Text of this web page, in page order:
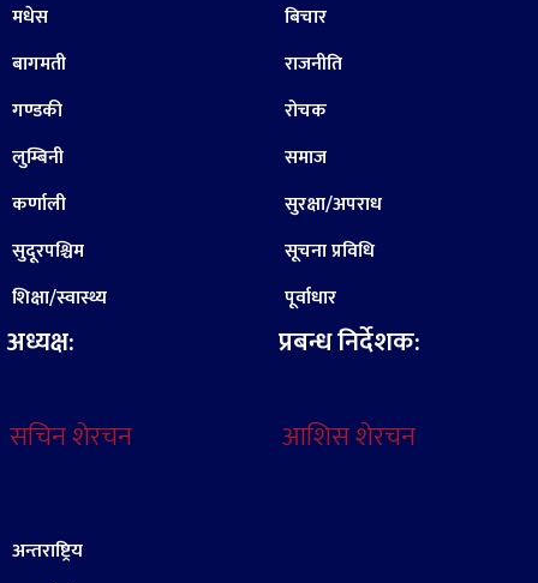
मधेस
बागमती
गण्डकी
लुम्बिनी
कर्णाली
सुदूरपश्चिम
शिक्षा/स्वास्थ्य
अध्यक्ष:
सचिन शेरचन
बिचार
राजनीति
रोचक
समाज
सुरक्षा/अपराध
सूचना प्रविधि
पूर्वाधार
प्रबन्ध निर्देशक:
आशिस शेरचन
अन्तराष्ट्रिय